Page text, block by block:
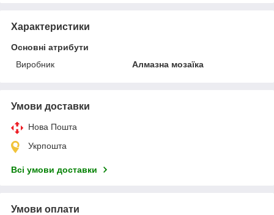
Характеристики
Основні атрибути
Виробник
Алмазна мозаїка
Умови доставки
Нова Пошта
Укрпошта
Всі умови доставки
Умови оплати